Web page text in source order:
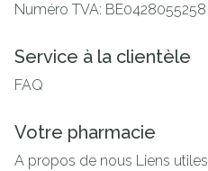
Numéro TVA: BE0428055258
Service à la clientèle
FAQ
Votre pharmacie
A propos de nous Liens utiles